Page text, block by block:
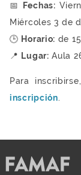
📅 Fechas:
Miércoles 3 de
🕒 Horario: de
📍 Lugar: Aula
Para
inscripción.